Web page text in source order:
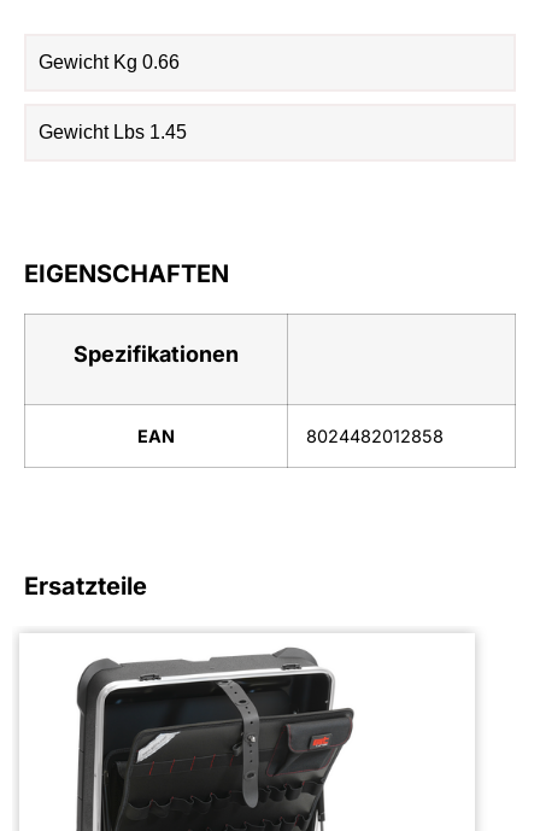
Gewicht Kg 0.66
Gewicht Lbs 1.45
EIGENSCHAFTEN
Spezifikationen
EAN 8024482012858
Ersatzteile